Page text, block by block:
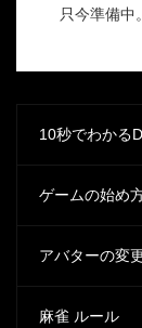
只今準備中
10秒でわかる
ゲームの始め
アバターの変
麻雀 ルール